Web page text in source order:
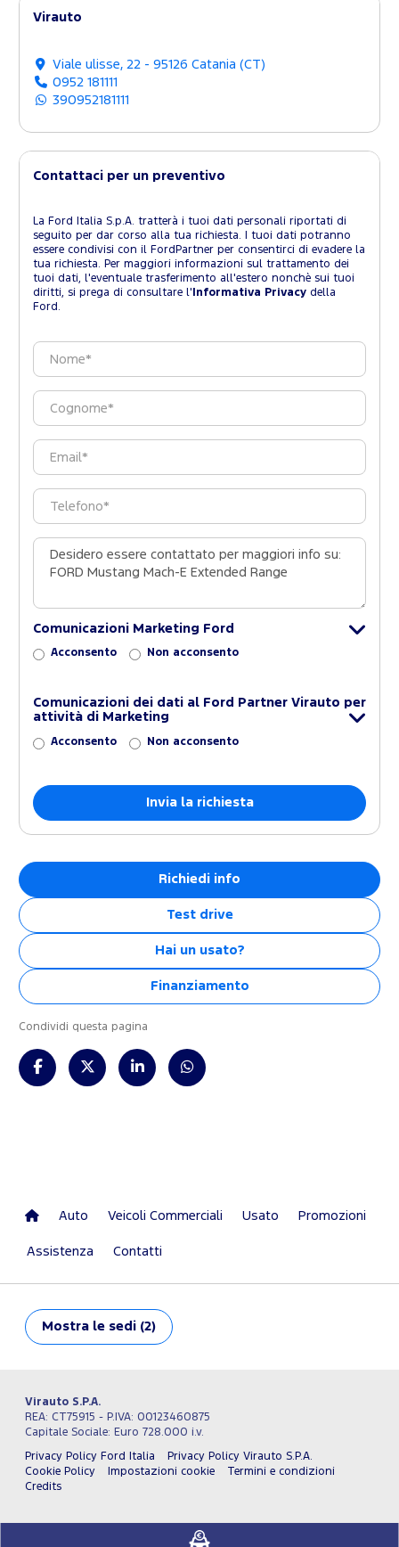
Virauto
Viale ulisse, 22 - 95126 Catania (CT)
0952 181111
390952181111
Contattaci per un preventivo
La Ford Italia S.p.A. tratterà i tuoi dati personali riportati di
seguito per dar corso alla tua richiesta. I tuoi dati potranno
essere condivisi con il FordPartner per consentirci di evadere la
tua richiesta. Per maggiori informazioni sul trattamento dei
tuoi dati, l'eventuale trasferimento all'estero nonchè sui tuoi
diritti, si prega di consultare l' Informativa Privacy della
Ford.
Comunicazioni Marketing Ford
Acconsento Non acconsento
Comunicazioni dei dati al Ford Partner Virauto per
attività di Marketing
Acconsento Non acconsento
Richiedi info
Test drive
Hai un usato?
Finanziamento
Condividi questa pagina
Auto Veicoli Commerciali Usato Promozioni
Assistenza Contatti
Mostra le sedi (2)
Virauto S.P.A.
REA: CT75915 - P.IVA: 00123460875
Capitale Sociale: Euro 728.000 i.v.
Privacy Policy Ford Italia
Privacy Policy Virauto S.P.A.
Cookie Policy
Impostazioni cookie
Termini e condizioni
Credits